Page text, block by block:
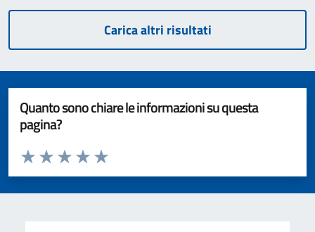
Carica altri risultati
Quanto sono chiare le informazioni su questa
pagina?
Valuta da 1 a 5 stelle la pagina
Valuta 5 stelle su 5
Valuta 4 stelle su 5
Valuta 3 stelle su 5
Valuta 2 stelle su 5
Valuta 1 stelle su 5